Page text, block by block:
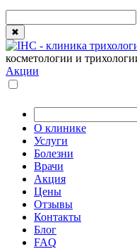
✖
косметологии и
Акции
О клинике
Услуги
Болезни
Врачи
Акция
Цены
Отзывы
Контакты
Блог
FAQ